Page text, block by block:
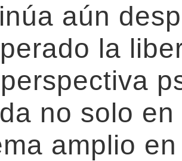
aún
la
no solo
amplio